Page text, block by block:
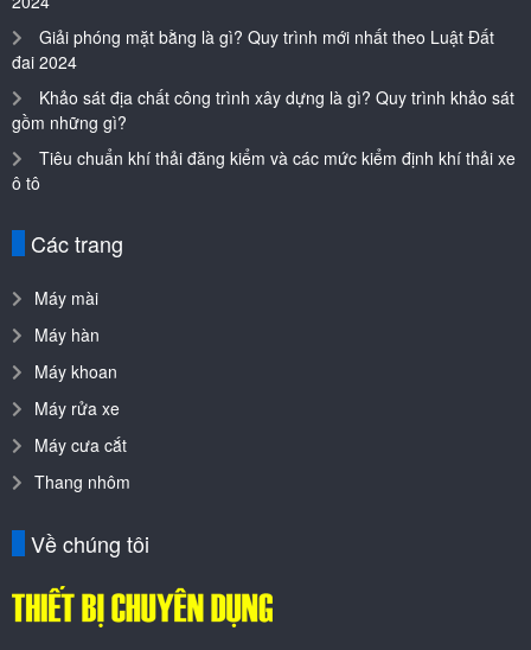
Giải phóng mặt bằng là gì? Quy trình mới nhất theo Luật Đất
đai 2024
Khảo sát địa chất công trình xây dựng là gì? Quy trình khảo sát
gồm những gì?
Tiêu chuẩn khí thải đăng kiểm và các mức kiểm định khí thải xe
ô tô
Các trang
Máy mài
Máy hàn
Máy khoan
Máy rửa xe
Máy cưa cắt
Thang nhôm
Về chúng tôi